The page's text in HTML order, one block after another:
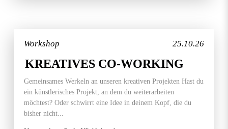
25.10.26
Workshop
KREATIVES CO-WORKING
Gemeinsames Werkeln an unseren kreativen Projekten Hast du
ein künstlerisches Projekt, an dem du weiterarbeiten
möchtest? Oder schwirrt eine Idee in deinem Kopf, die du
bisher nicht...